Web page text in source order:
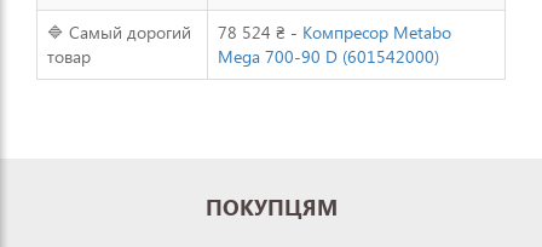
🔷 Самый дорогий
товар
78 524 ₴ - Компресор Metabo
Mega 700-90 D (601542000)
ПОКУПЦЯМ